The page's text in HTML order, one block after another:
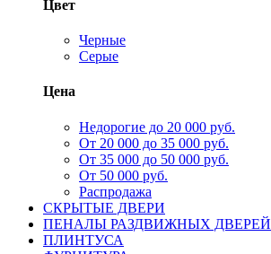
Цвет
Черные
Серые
Цена
Недорогие до 20 000 руб.
От 20 000 до 35 000 руб.
От 35 000 до 50 000 руб.
От 50 000 руб.
Распродажа
СКРЫТЫЕ ДВЕРИ
ПЕНАЛЫ РАЗДВИЖНЫХ ДВЕРЕЙ
ПЛИНТУСА